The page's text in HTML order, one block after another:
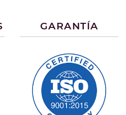
GARANTÍA